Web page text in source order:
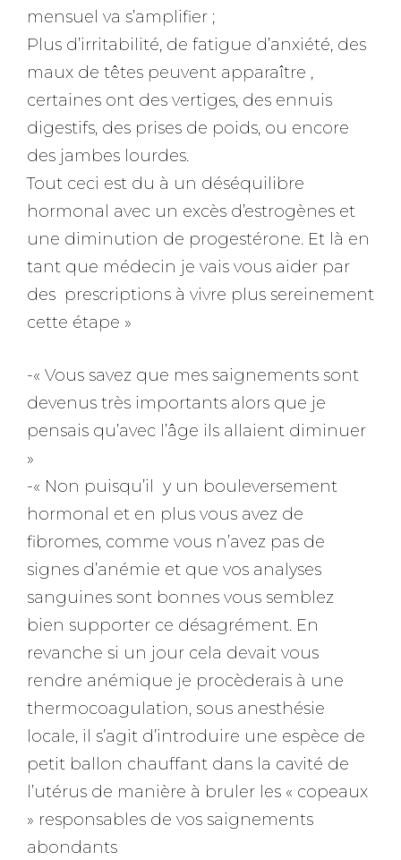
mensuel va s’amplifier ;
Plus d’irritabilité, de fatigue d’anxiété, des
maux de têtes peuvent apparaître ,
certaines ont des vertiges, des ennuis
digestifs, des prises de poids, ou encore
des jambes lourdes.
Tout ceci est du à un déséquilibre
hormonal avec un excès d’estrogènes et
une diminution de progestérone. Et là en
tant que médecin je vais vous aider par
des prescriptions à vivre plus sereinement
cette étape »
-« Vous savez que mes saignements sont
devenus très importants alors que je
pensais qu’avec l’âge ils allaient diminuer
»
-« Non puisqu’il y un bouleversement
hormonal et en plus vous avez de
fibromes, comme vous n’avez pas de
signes d’anémie et que vos analyses
sanguines sont bonnes vous semblez
bien supporter ce désagrément. En
revanche si un jour cela devait vous
rendre anémique je procèderais à une
thermocoagulation, sous anesthésie
locale, il s’agit d’introduire une espèce de
petit ballon chauffant dans la cavité de
l’utérus de manière à bruler les « copeaux
» responsables de vos saignements
abondants